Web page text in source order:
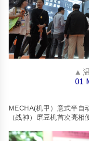
▲
01
MECHA(机甲）意式半自
（战神）磨豆机首次亮相